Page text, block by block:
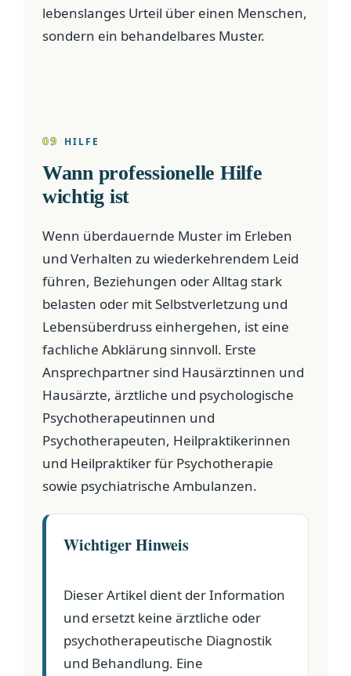
lebenslanges Urteil über einen Menschen,
sondern ein behandelbares Muster.
09 HILFE
Wann professionelle Hilfe
wichtig ist
Wenn überdauernde Muster im Erleben
und Verhalten zu wiederkehrendem Leid
führen, Beziehungen oder Alltag stark
belasten oder mit Selbstverletzung und
Lebensüberdruss einhergehen, ist eine
fachliche Abklärung sinnvoll. Erste
Ansprechpartner sind Hausärztinnen und
Hausärzte, ärztliche und psychologische
Psychotherapeutinnen und
Psychotherapeuten, Heilpraktikerinnen
und Heilpraktiker für Psychotherapie
sowie psychiatrische Ambulanzen.
Wichtiger Hinweis
Dieser Artikel dient der Information
und ersetzt keine ärztliche oder
psychotherapeutische Diagnostik
und Behandlung. Eine